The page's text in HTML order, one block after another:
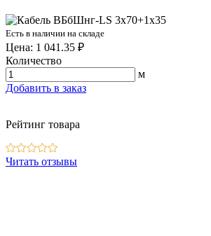
Есть в наличии на складе
Цена: 1 041.35 ₽
Количество
м
Добавить в заказ
Рейтинг товара
Читать отзывы